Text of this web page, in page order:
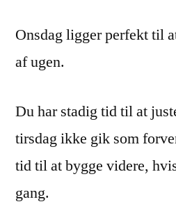
Onsdag ligger perfekt til
af ugen.
Du har stadig tid til at
tirsdag ikke gik som
tid til at bygge videre,
gang.